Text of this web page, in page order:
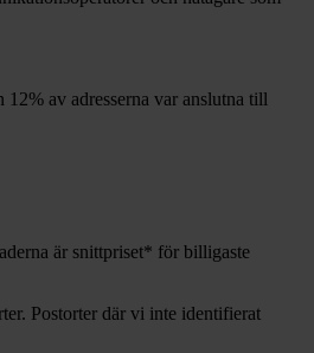
12% av adresserna var anslutna till
är snittpriset* för billigaste
Postorter där vi inte identifierat